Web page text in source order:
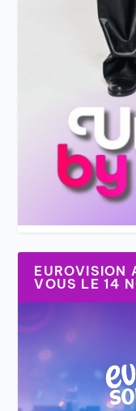
EUROVISION
VOUS LE 14